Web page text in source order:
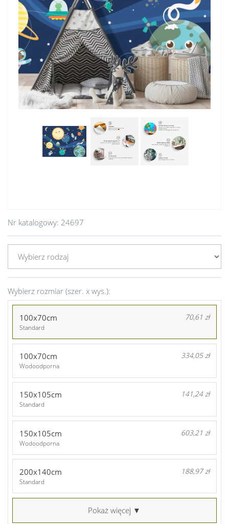
Nr katalogowy: 24697
Wybierz rozmiar (szer. x wys.):
100x70cm 70,61 zł
Standard
100x70cm 334,05 zł
Wodoodporna
150x105cm 141,24 zł
Standard
150x105cm 603,21 zł
Wodoodporna
200x140cm 188,97 zł
Standard
Pokaż więcej ▼